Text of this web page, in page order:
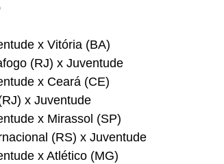
x Vitória (BA)
(RJ) x Juventude
x Ceará (CE)
x Juventude
x Mirassol (SP)
(RS) x Juventude
x Atlético (MG)